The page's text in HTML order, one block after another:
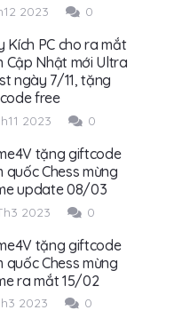
2023 0
Kích PC cho ra mắt
Cập Nhật mới Ultra
ngày 7/11, tặng
free
2023 0
tặng giftcode
quốc Chess mừng
update 08/03
2023 0
tặng giftcode
quốc Chess mừng
ra mắt 15/02
2023 0